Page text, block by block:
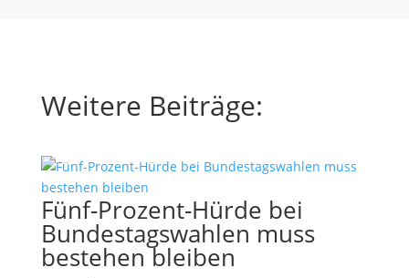
Weitere Beiträge:
Fünf-Prozent-Hürde bei
Bundestagswahlen muss
bestehen bleiben